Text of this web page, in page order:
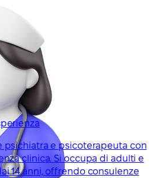
psichiatra e psicoterapeuta con
clinica. Si occupa di adulti e
14 anni, offrendo consulenze